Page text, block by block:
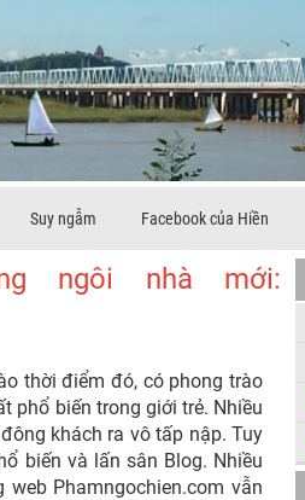
Suy ngẫm Facebook của Hiền
ngôi nhà mới:
thời điểm đó, có phong trào
phổ biến trong giới trẻ. Nhiều
khách ra vô tấp nập. Tuy
biến và lấn sân Blog. Nhiều
Phamngochien.com vẫn